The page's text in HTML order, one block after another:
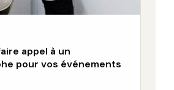
appel à un
pour vos événements